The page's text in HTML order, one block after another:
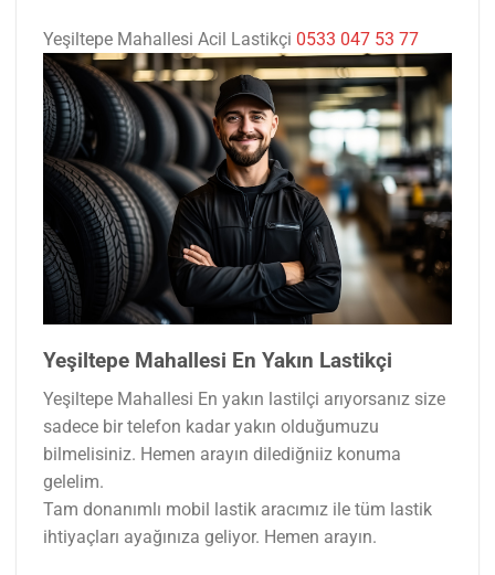
Yeşiltepe Mahallesi Acil Lastikçi 0533 047 53 77
Yeşiltepe Mahallesi En Yakın Lastikçi
Yeşiltepe Mahallesi En yakın lastilçi arıyorsanız size
sadece bir telefon kadar yakın olduğumuzu
bilmelisiniz. Hemen arayın dilediğniiz konuma
gelelim.
Tam donanımlı mobil lastik aracımız ile tüm lastik
ihtiyaçları ayağınıza geliyor. Hemen arayın.